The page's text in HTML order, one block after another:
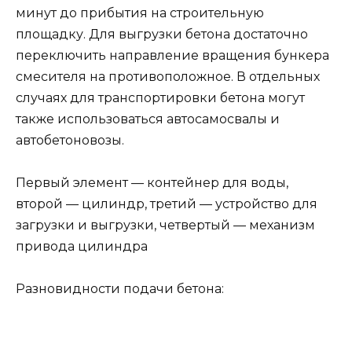
минут до прибытия на строительную
площадку. Для выгрузки бетона достаточно
переключить направление вращения бункера
смесителя на противоположное. В отдельных
случаях для транспортировки бетона могут
также использоваться автосамосвалы и
автобетоновозы.
Первый элемент — контейнер для воды,
второй — цилиндр, третий — устройство для
загрузки и выгрузки, четвертый — механизм
привода цилиндра
Разновидности подачи бетона: